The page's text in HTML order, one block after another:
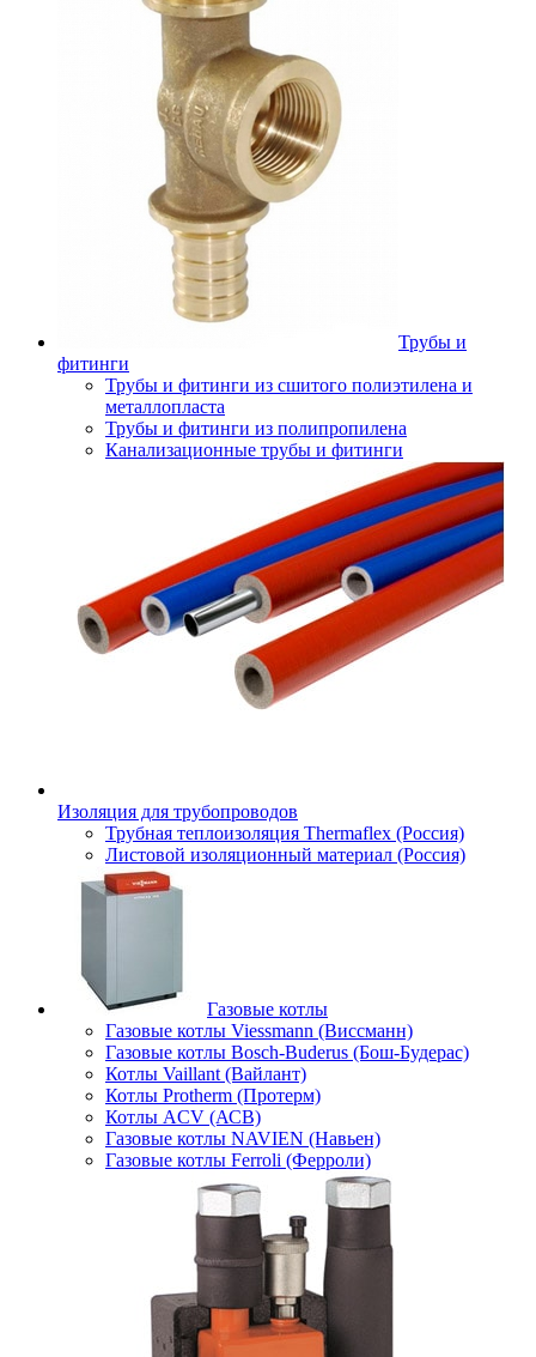
Трубы и
фитинги
Трубы и фитинги из сшитого полиэтилена и
металлопласта
Трубы и фитинги из полипропилена
Канализационные трубы и фитинги
Изоляция для трубопроводов
Трубная теплоизоляция Thermaflex (Россия)
Листовой изоляционный материал (Россия)
Газовые котлы
Газовые котлы Viessmann (Виссманн)
Газовые котлы Bosch-Buderus (Бош-Будерас)
Котлы Vaillant (Вайлант)
Котлы Protherm (Протерм)
Котлы ACV (АСВ)
Газовые котлы NAVIEN (Навьен)
Газовые котлы Ferroli (Ферроли)